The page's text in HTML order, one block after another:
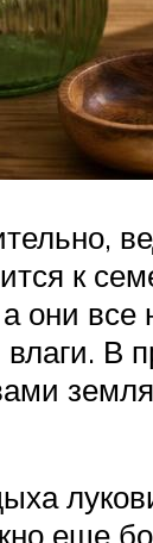
к
они все
В
еще